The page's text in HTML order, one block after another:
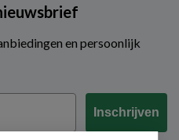
en persoonlijk
Inschrijven